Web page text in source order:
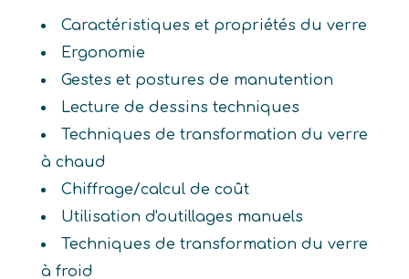
Caractéristiques et propriétés du verre
Ergonomie
Gestes et postures de manutention
Lecture de dessins techniques
Techniques de transformation du verre
à chaud
Chiffrage/calcul de coût
Utilisation d'outillages manuels
Techniques de transformation du verre
à froid